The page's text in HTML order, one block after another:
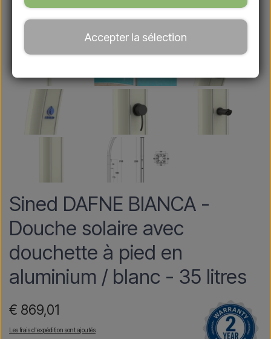
Sined DAFNE BIANCA -
Douche solaire avec
douchette à pied en
aluminium / blanc - 35 litres
€ 869,01
Les frais d'expédition sont ajoutés
Accepter la sélection